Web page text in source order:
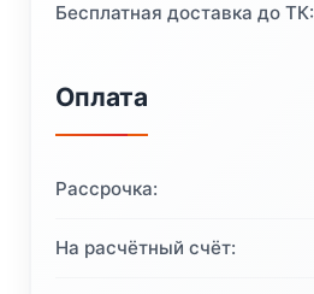
Бесплатная доставка до ТК:
Оплата
Рассрочка:
На расчётный счёт: